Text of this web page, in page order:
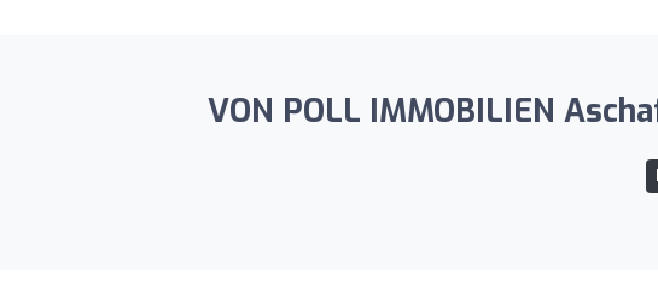
VON POLL IMMOBILIEN